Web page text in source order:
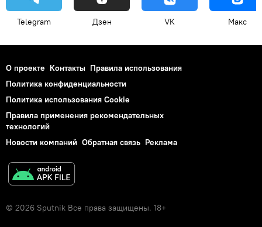
Telegram Дзен VK Макс
О проекте Контакты Правила использования
Политика конфиденциальности
Политика использования Cookie
Правила применения рекомендательных
технологий
Новости компаний Обратная связь Реклама
© 2026 Sputnik Все права защищены. 18+